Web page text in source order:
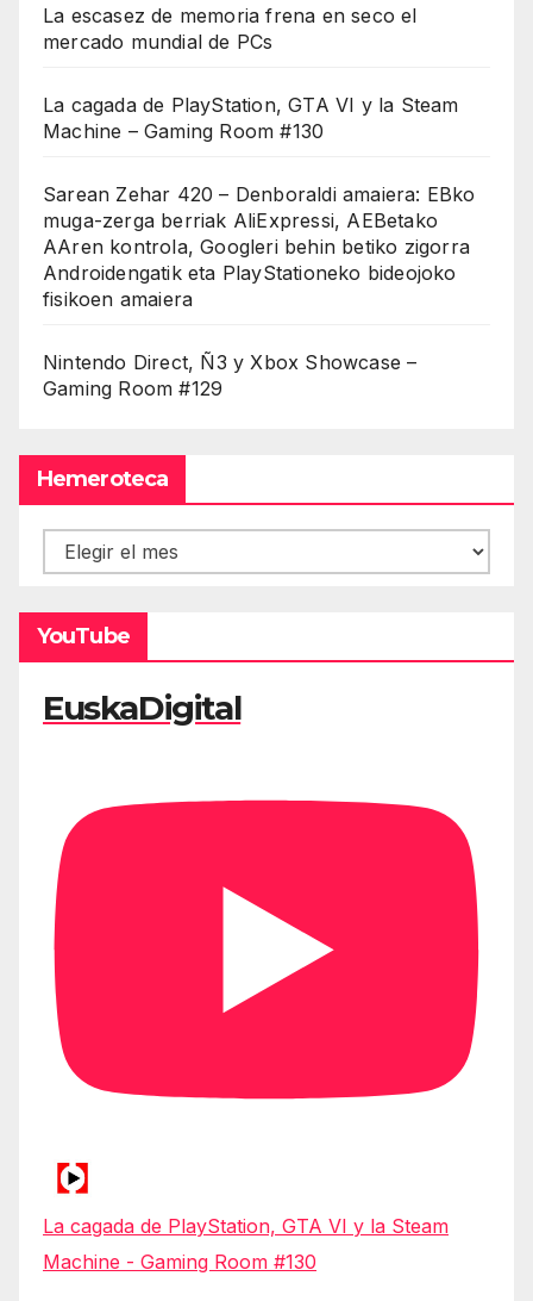
La escasez de memoria frena en seco el
mercado mundial de PCs
La cagada de PlayStation, GTA VI y la Steam
Machine – Gaming Room #130
Sarean Zehar 420 – Denboraldi amaiera: EBko
muga-zerga berriak AliExpressi, AEBetako
AAren kontrola, Googleri behin betiko zigorra
Androidengatik eta PlayStationeko bideojoko
fisikoen amaiera
Nintendo Direct, Ñ3 y Xbox Showcase –
Gaming Room #129
Hemeroteca
Hemeroteca
YouTube
EuskaDigital
La cagada de PlayStation, GTA VI y la Steam
Machine - Gaming Room #130